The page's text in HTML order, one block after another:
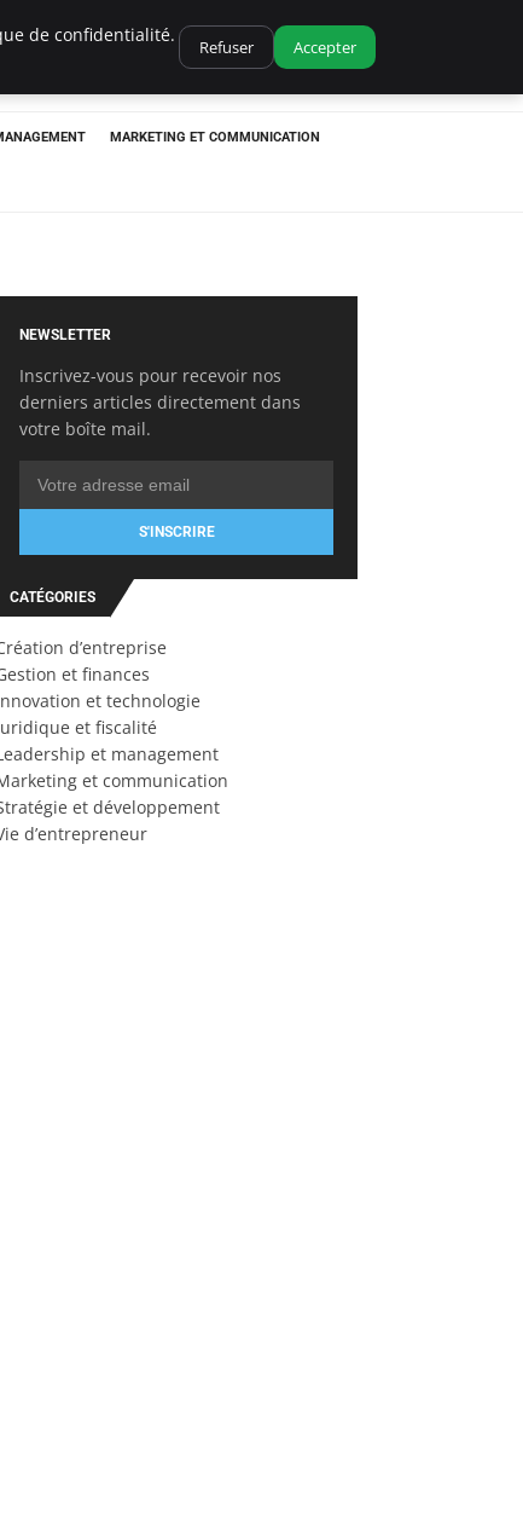
MARKETING ET COMMUNICATION
NEWSLETTER
Inscrivez-vous pour recevoir nos
derniers articles directement dans
votre boîte mail.
S'INSCRIRE
CATÉGORIES
d’entreprise
et finances
et technologie
et fiscalité
et management
et communication
et développement
d’entrepreneur
de confidentialité.
Refuser Accepter